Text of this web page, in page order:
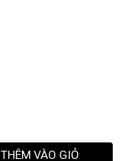
THÊM VÀO GIỎ